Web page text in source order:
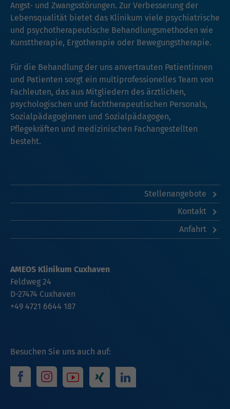
Angst- und Zwangsstörungen. Zur Verbesserung der
Lebensqualität bietet das Klinikum viele psychiatrische
und psychotherapeutische Behandlungsmethoden wie
Kunsttherapie, Ergotherapie oder Bewegungstherapie.
Für die Behandlung der uns anvertrauten Patientinnen
und Patienten sorgt ein multiprofessionelles Team von
Fachleuten, das aus Mitgliedern des ärztlichen,
psychologischen und fachtherapeutischen Personals,
Sozialpädagoginnen und Sozialpädagogen,
Pflegekräften und medizinischen Fachangestellten
besteht.
Stellenangebote
Kontakt
Anfahrt
Besuchen Sie uns auch auf:
AMEOS Klinikum Cuxhaven
Feldweg 24
D-27474 Cuxhaven
+49 4721 6644 187